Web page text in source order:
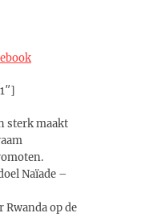
sterk maakt
Naïade –
op de